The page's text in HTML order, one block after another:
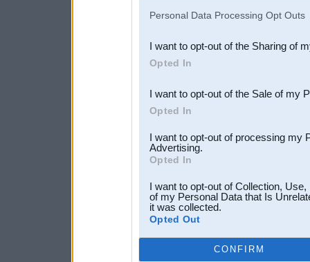
Downstream Participants
third parties.
Personal Data Processing Opt Outs
I want to opt-out of the Sharing of
Opted In
I want to opt-out of the Sale of my
Opted In
I want to opt-out of processing my
Advertising.
Opted In
I want to opt-out of Collection,
of my Personal Data that Is
it was collected.
Opted Out
CONFIRM